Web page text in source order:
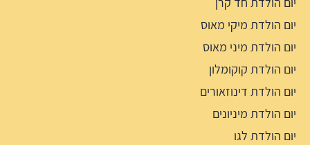
יום הולדת מיקי מאוס
יום הולדת מיני מאוס
יום הולדת קוקומלון
יום הולדת דינוזאורים
יום הולדת מיניונים
יום הולדת לגו